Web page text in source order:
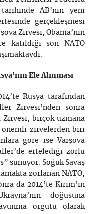
AB’nin yeni
gerçekleşmesi
Zirvesi, Obama’nın
katıldığı son NATO
Ele Alınması
Rusya tarafından
Zirvesi’nden sonra
Zirvesi, birçok uzmana
önemli zirvelerden biri
göre ise Varşova
ertelediği zorlu
sunuyor. Soğuk Savaş
zorlanan NATO,
da 2014’te Kırım’ın
doğusuna
örgütü olarak